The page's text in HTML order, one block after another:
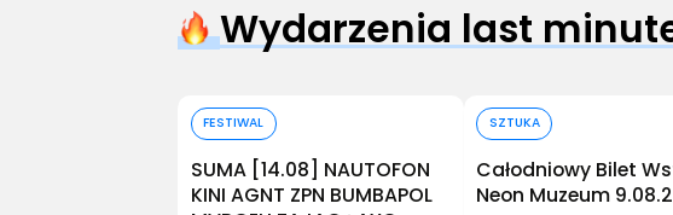
Wydarzenia last
FESTIWAL
SUMA [14.08] NAUTOFON
KINI AGNT ZPN BUMBAPOL
SZTUKA
Całodniowy Bilet
Neon Muzeum